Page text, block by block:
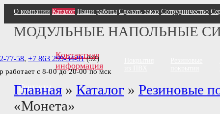
О компании Каталог Наши работы Сделать заказ Сотрудничество
МОДУЛЬНЫЕ НАПОЛЬНЫЕ
Контактная
информация
работает с 8-00 до 20-00 по мск
77-58, +7 863 299-34-91(92)
Контакты
Главная » Каталог » Резиновые
«Монета»